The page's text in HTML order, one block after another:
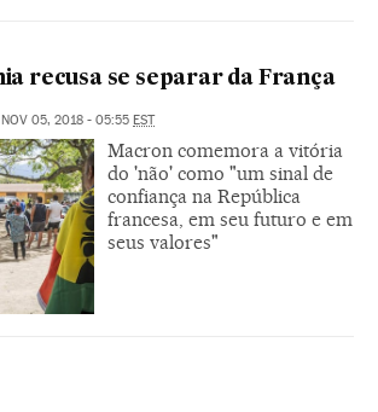
recusa se separar da França
NOV 05, 2018 - 05:55 EST
Macron comemora a vitória
do 'não' como "um sinal de
confiança na República
francesa, em seu futuro e em
seus valores"